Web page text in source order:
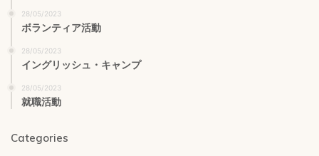
28/05/2023
ボランティア活動
28/05/2023
イングリッシュ・キャンプ
28/05/2023
就職活動
Categories